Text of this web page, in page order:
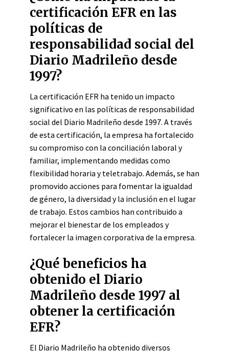
certificación EFR en las
políticas de
responsabilidad social del
Diario Madrileño desde
1997?
La certificación EFR ha tenido un impacto
significativo en las políticas de responsabilidad
social del Diario Madrileño desde 1997. A través
de esta certificación, la empresa ha fortalecido
su compromiso con la conciliación laboral y
familiar, implementando medidas como
flexibilidad horaria y teletrabajo. Además, se han
promovido acciones para fomentar la igualdad
de género, la diversidad y la inclusión en el lugar
de trabajo. Estos cambios han contribuido a
mejorar el bienestar de los empleados y
fortalecer la imagen corporativa de la empresa.
¿Qué beneficios ha
obtenido el Diario
Madrileño desde 1997 al
obtener la certificación
EFR?
El Diario Madrileño ha obtenido diversos